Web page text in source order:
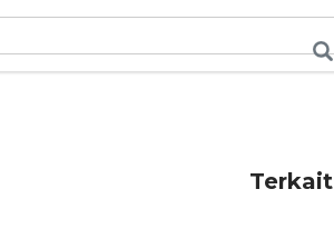
Terkait